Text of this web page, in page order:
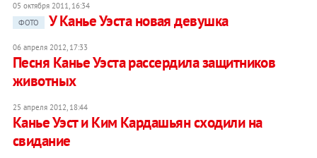
05 октября 2011, 16:34
ФОТО
У Канье Уэста новая девушка
06 апреля 2012, 17:33
Песня Канье Уэста рассердила защитников
животных
25 апреля 2012, 18:44
Канье Уэст и Ким Кардашьян сходили на
свидание